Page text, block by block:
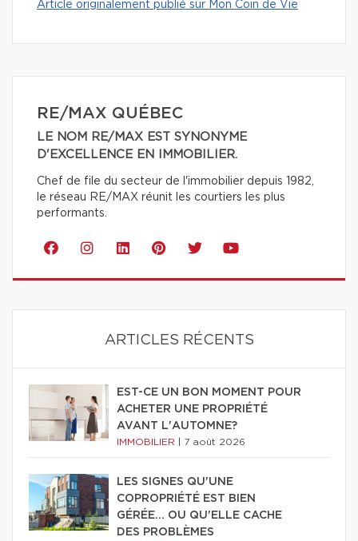
Article originalement publié sur Mon Coin de Vie
RE/MAX QUÉBEC
LE NOM RE/MAX EST SYNONYME
D'EXCELLENCE EN IMMOBILIER.
Chef de file du secteur de l'immobilier depuis 1982,
le réseau RE/MAX réunit les courtiers les plus
performants.
ARTICLES RÉCENTS
EST-CE UN BON MOMENT POUR
ACHETER UNE PROPRIÉTÉ
AVANT L'AUTOMNE?
IMMOBILIER 7 août 2026
LES SIGNES QU'UNE
COPROPRIÉTÉ EST BIEN
GÉRÉE… OU QU'ELLE CACHE
DES PROBLÈMES